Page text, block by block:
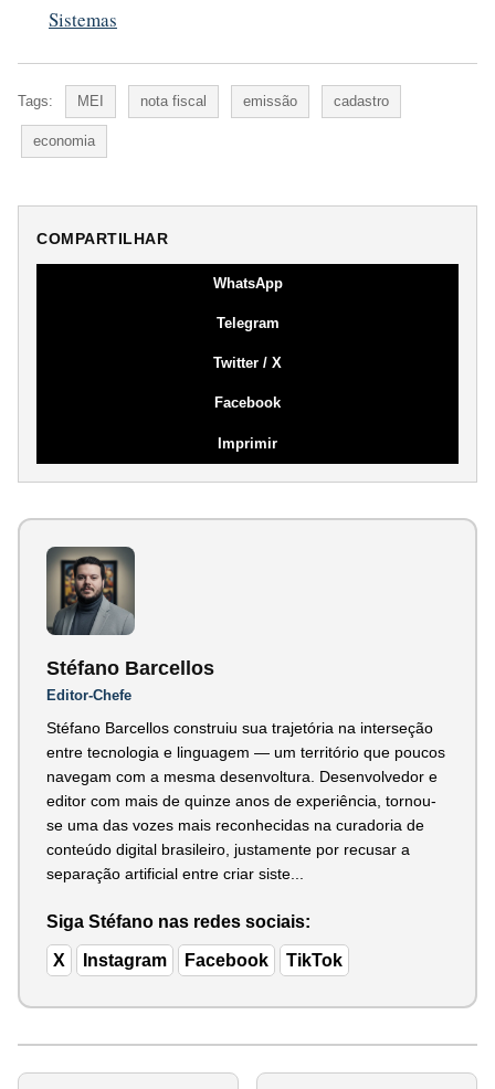
Sistemas
Tags: MEI nota fiscal emissão cadastro
economia
COMPARTILHAR
WhatsApp
Telegram
Twitter / X
Facebook
Imprimir
Stéfano Barcellos
Editor-Chefe
Stéfano Barcellos construiu sua trajetória na interseção
entre tecnologia e linguagem — um território que poucos
navegam com a mesma desenvoltura. Desenvolvedor e
editor com mais de quinze anos de experiência, tornou-
se uma das vozes mais reconhecidas na curadoria de
conteúdo digital brasileiro, justamente por recusar a
separação artificial entre criar siste...
Siga Stéfano nas redes sociais:
X Instagram Facebook TikTok